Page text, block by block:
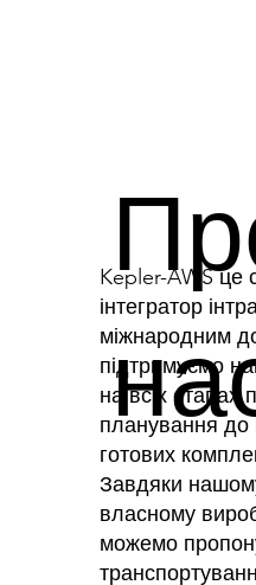
Kepler-AWS це
інтегратор
міжнародним
підтримуємо
на всіх етапах
планування до
готових
Завдяки
власному
можемо